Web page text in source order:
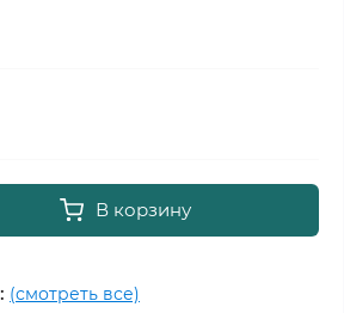
В корзину
(смотреть все)